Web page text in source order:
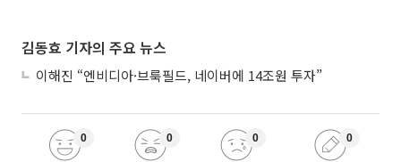
김동효 기자의 주요 뉴스
이해진 “엔비디아·브룩필드, 네이버에 14조원 투자”
0 0 0 0